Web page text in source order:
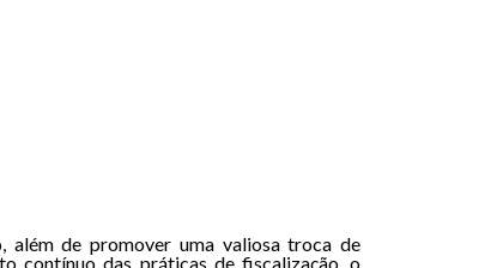
além de promover uma valiosa troca de
contínuo das práticas de fiscalização, o